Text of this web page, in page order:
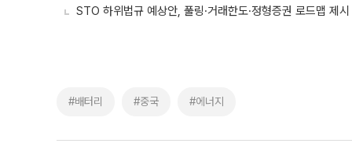
STO 하위법규 예상안, 풀링·거래한도·정형증권 로드맵 제시
#배터리 #중국 #에너지